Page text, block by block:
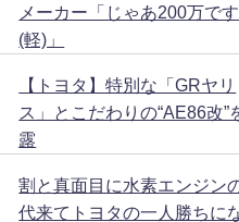
メーカー「じゃあ200万です
(軽)」
【トヨタ】特別な「GRヤリ
ス」とこだわりの“AE86改”
露
割と真面目に水素エンジン
代来てトヨタの一人勝ちに